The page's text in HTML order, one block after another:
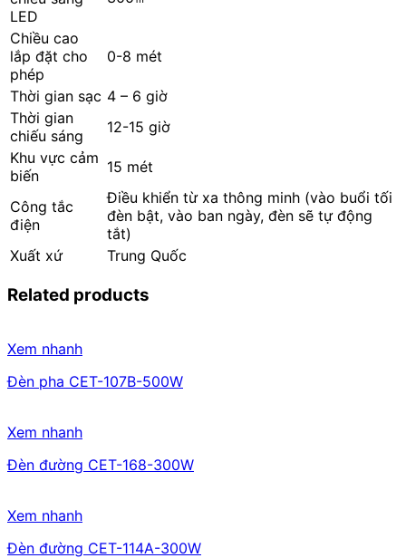
LED
Chiều cao
lắp đặt cho
phép
0-8 mét
Thời gian sạc 4 – 6 giờ
Thời gian
chiếu sáng
12-15 giờ
Khu vực cảm
biến
15 mét
Công tắc
điện
Điều khiển từ xa thông minh (vào buổi tối
đèn bật, vào ban ngày, đèn sẽ tự động
tắt)
Xuất xứ
Trung Quốc
Related products
Xem nhanh
Đèn pha CET-107B-500W
Xem nhanh
Đèn đường CET-168-300W
Xem nhanh
Đèn đường CET-114A-300W